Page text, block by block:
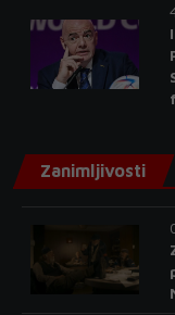
Zanimljivosti